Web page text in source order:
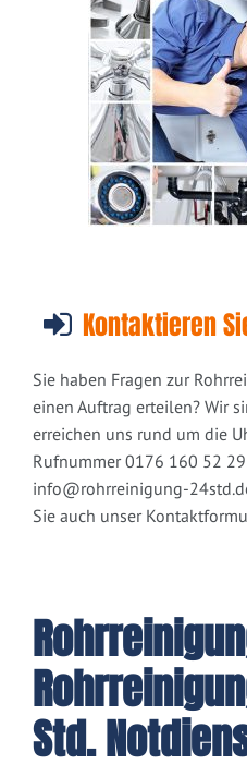
Kontaktieren
Sie haben Fragen zur
einen Auftrag erteilen? Wir
erreichen uns rund um die
Rufnummer 0176 160 52
info@rohrreinigung-
Sie auch unser
Std.